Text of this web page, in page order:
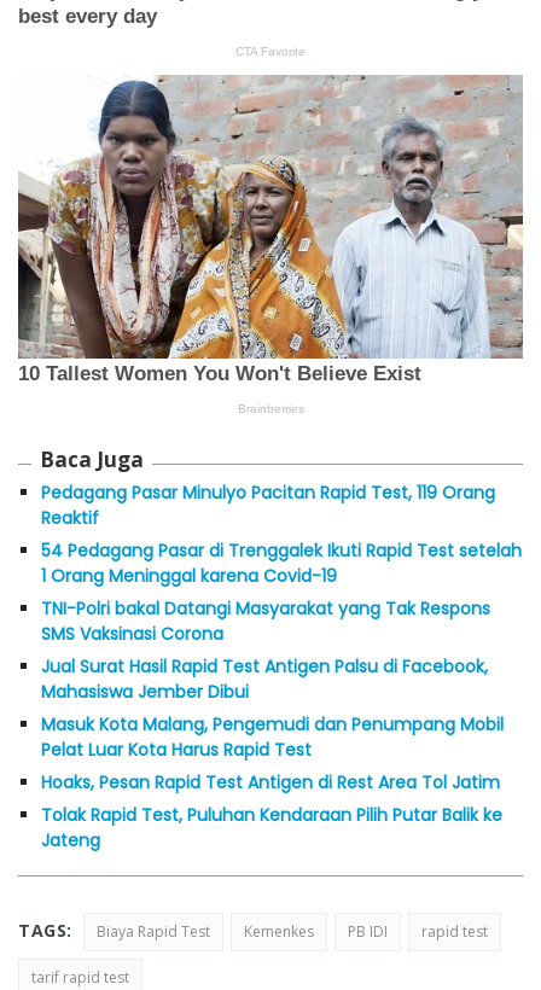
Baca Juga
Pedagang Pasar Minulyo Pacitan Rapid Test, 119 Orang
Reaktif
54 Pedagang Pasar di Trenggalek Ikuti Rapid Test setelah
1 Orang Meninggal karena Covid-19
TNI-Polri bakal Datangi Masyarakat yang Tak Respons
SMS Vaksinasi Corona
Jual Surat Hasil Rapid Test Antigen Palsu di Facebook,
Mahasiswa Jember Dibui
Masuk Kota Malang, Pengemudi dan Penumpang Mobil
Pelat Luar Kota Harus Rapid Test
Hoaks, Pesan Rapid Test Antigen di Rest Area Tol Jatim
Tolak Rapid Test, Puluhan Kendaraan Pilih Putar Balik ke
Jateng
TAGS: Biaya Rapid Test Kemenkes PB IDI rapid test
tarif rapid test